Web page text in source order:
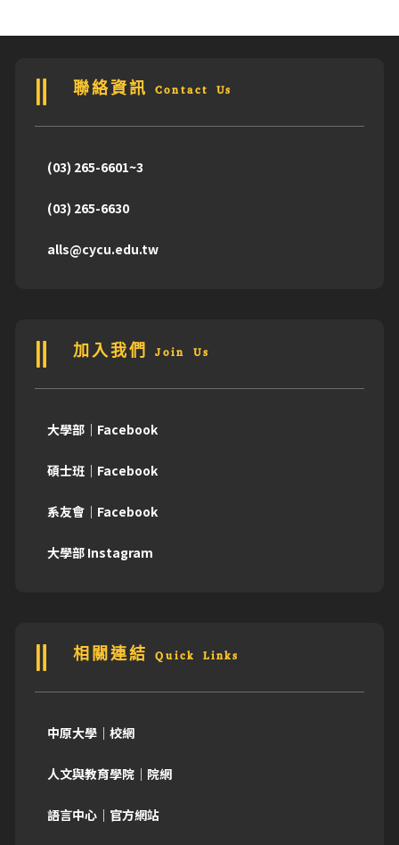
聯絡資訊 Contact Us
(03) 265-6601~3
(03) 265-6630
alls@cycu.edu.tw
加入我們 Join Us
大學部｜Facebook
碩士班｜Facebook
系友會｜Facebook
大學部 Instagram
相關連結 Quick Links
中原大學｜校網
人文與教育學院｜院網
語言中心｜官方網站